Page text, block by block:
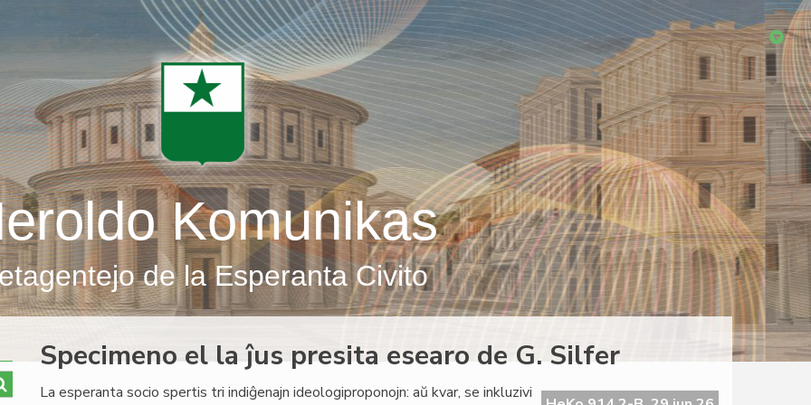
Komunikas
de la Esperanta Civito
Specimeno el la ĵus presita esearo de G. Silfer
La esperanta socio spertis tri indiĝenajn ideologiproponojn: aŭ kvar, se inkluzivi